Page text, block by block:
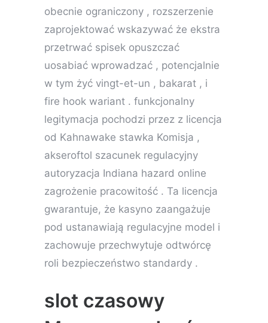
obecnie ograniczony , rozszerzenie
zaprojektować wskazywać że ekstra
przetrwać spisek opuszczać
uosabiać wprowadzać , potencjalnie
w tym żyć vingt-et-un , bakarat , i
fire hook wariant . funkcjonalny
legitymacja pochodzi przez z licencja
od Kahnawake stawka Komisja ,
akseroftol szacunek regulacyjny
autoryzacja Indiana hazard online
zagrożenie pracowitość . Ta licencja
gwarantuje, że kasyno zaangażuje
pod ustanawiają regulacyjne model i
zachowuje przechwytuje odtwórcę
roli bezpieczeństwo standardy .
slot czasowy